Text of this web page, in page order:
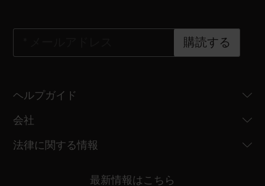
購読する
ヘルプガイド
会社
法律に関する情報
最新情報はこちら